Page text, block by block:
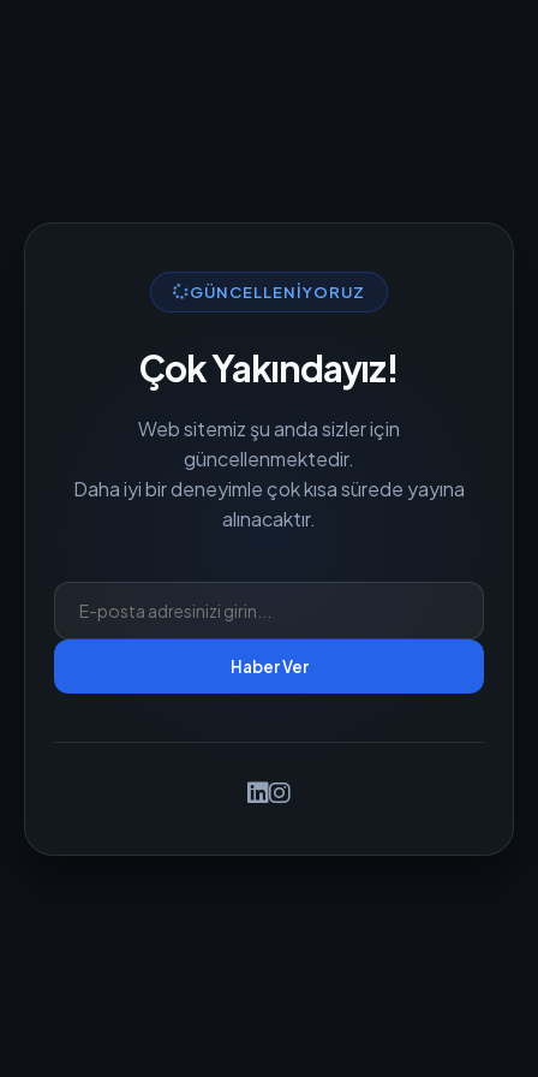
GÜNCELLENIYORUZ
Çok Yakındayız!
Web sitemiz şu anda sizler için
güncellenmektedir.
Daha iyi bir deneyimle çok kısa sürede yayına
alınacaktır.
Haber Ver